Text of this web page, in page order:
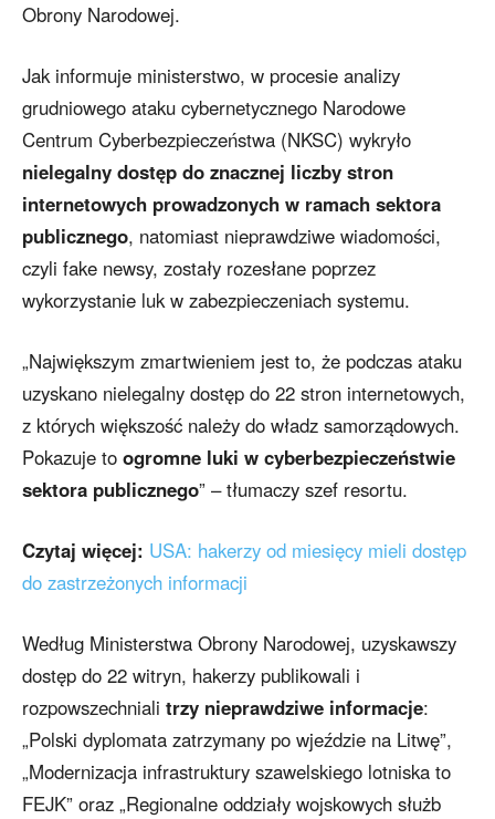
Obrony Narodowej.
Jak informuje ministerstwo, w procesie analizy
grudniowego ataku cybernetycznego Narodowe
Centrum Cyberbezpieczeństwa (NKSC) wykryło
nielegalny dostęp do znacznej liczby stron
internetowych prowadzonych w ramach sektora
publicznego, natomiast nieprawdziwe wiadomości,
czyli fake newsy, zostały rozesłane poprzez
wykorzystanie luk w zabezpieczeniach systemu.
„Największym zmartwieniem jest to, że podczas ataku
uzyskano nielegalny dostęp do 22 stron internetowych,
z których większość należy do władz samorządowych.
Pokazuje to ogromne luki w cyberbezpieczeństwie
sektora publicznego” – tłumaczy szef resortu.
Czytaj więcej: USA: hakerzy od miesięcy mieli dostęp
do zastrzeżonych informacji
Według Ministerstwa Obrony Narodowej, uzyskawszy
dostęp do 22 witryn, hakerzy publikowali i
rozpowszechniali trzy nieprawdziwe informacje:
„Polski dyplomata zatrzymany po wjeździe na Litwę”,
„Modernizacja infrastruktury szawelskiego lotniska to
FEJK” oraz „Regionalne oddziały wojskowych służb